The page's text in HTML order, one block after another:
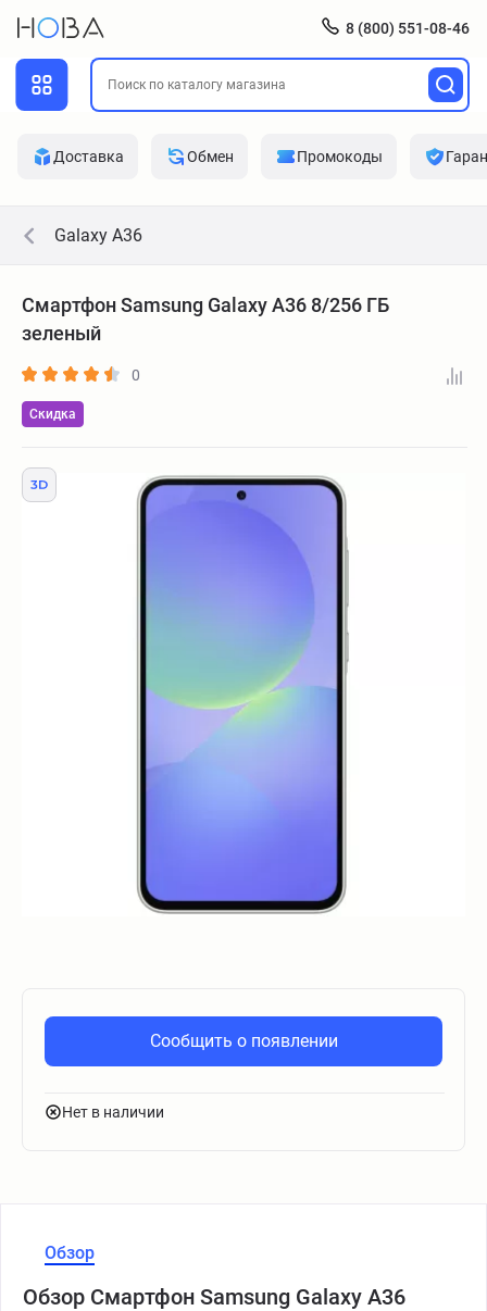
8 (800) 551-08-46
Доставка Обмен Промокоды
Galaxy A36
Смартфон Samsung Galaxy A36 8/256 ГБ
зеленый
0
Скидка
Сообщить о появлении
Нет в наличии
Обзор
Обзор Смартфон Samsung Galaxy A36